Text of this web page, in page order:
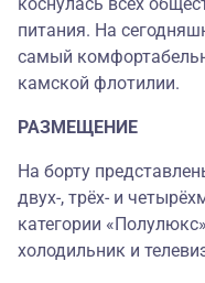
питания. На
самый
камской флотилии.
РАЗМЕЩЕНИЕ
На борту
двух-, трёх- и
категории
холодильник и